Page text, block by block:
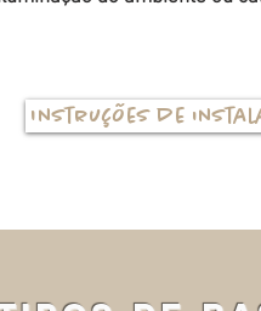
Instruções de